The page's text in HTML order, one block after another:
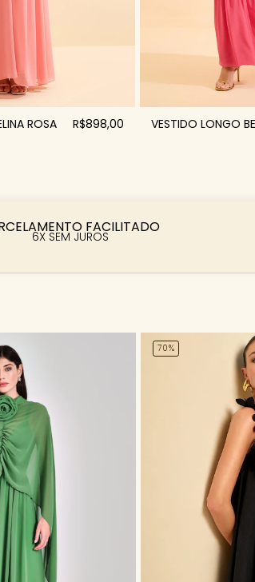
ROSA R$898,00 VESTIDO LONGO
FACILITADO
6X SEM JUROS
70%